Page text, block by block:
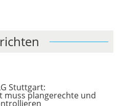
Stuttgart:
muss plangerechte und